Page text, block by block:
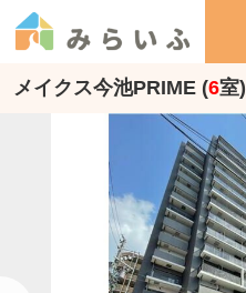
メイクス今池PRIME (6室)